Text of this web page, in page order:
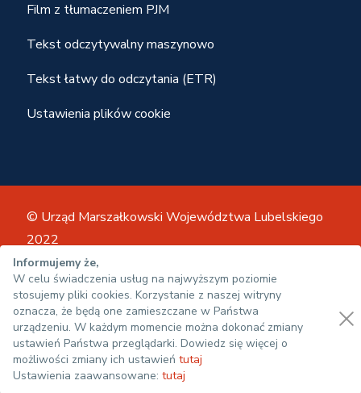
Film z tłumaczeniem PJM
Tekst odczytywalny maszynowo
Tekst łatwy do odczytania (ETR)
Ustawienia plików cookie
© Urząd Marszałkowski Województwa Lubelskiego
2022
Polityka prywatności
Deklaracja dostępności
Informujemy że,
W celu świadczenia usług na najwyższym poziomie
stosujemy pliki cookies. Korzystanie z naszej witryny
oznacza, że będą one zamieszczane w Państwa
urządzeniu. W każdym momencie można dokonać zmiany
ustawień Państwa przeglądarki. Dowiedz się więcej o
możliwości zmiany ich ustawień tutaj
Ustawienia zaawansowane: tutaj